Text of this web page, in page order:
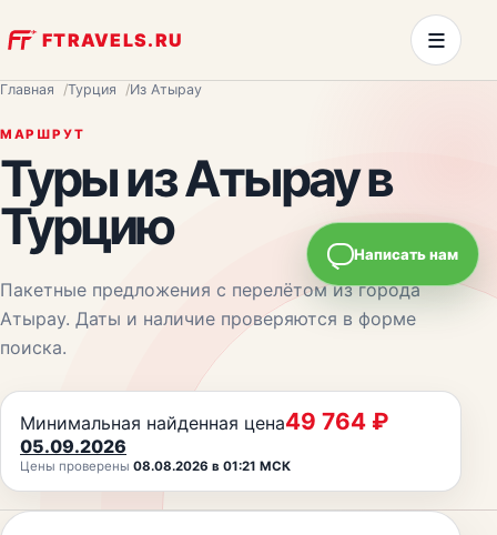
FTRAVELS.RU ≡
Главная Турция Из Атырау
МАРШРУТ
Туры изАтыраув
Турцию
Пакетные предложения с перелётом из города
Атырау. Даты и наличие проверяются в форме
поиска.
Минимальная найденная цена49 764 ₽
05.09.2026
Цены проверены 08.08.2026 в 01:21 МСК
Написать нам